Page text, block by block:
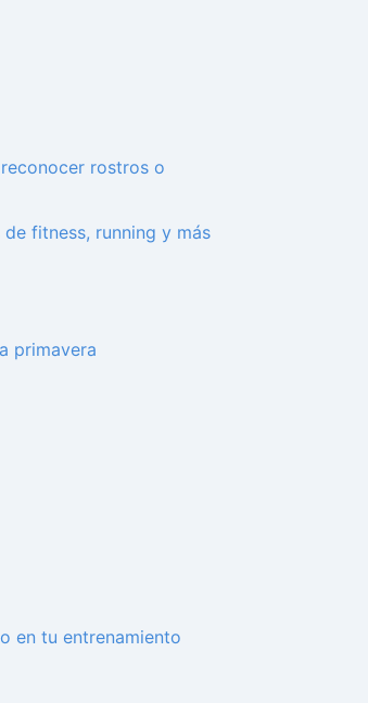
rostros o
fitness, running y más
primavera
en tu entrenamiento